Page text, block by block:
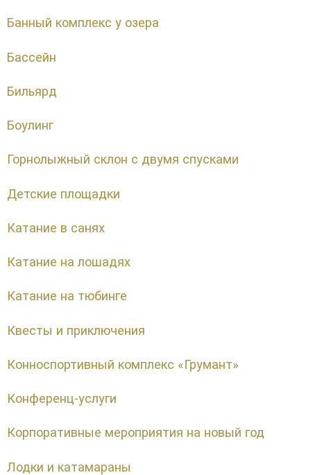
Банный комплекс у озера
Бассейн
Бильярд
Боулинг
Горнолыжный склон с двумя спусками
Детские площадки
Катание в санях
Катание на лошадях
Катание на тюбинге
Квесты и приключения
Конноспортивный комплекс «Грумант»
Конференц-услуги
Корпоративные мероприятия на новый год
Лодки и катамараны